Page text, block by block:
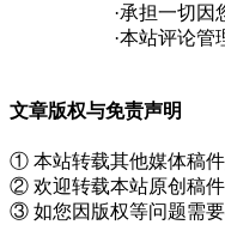
·承担一切
·本站评论
文章版权与免责声明
① 本站转载其他媒体稿件
② 欢迎转载本站原创稿件
③ 如您因版权等问题需要